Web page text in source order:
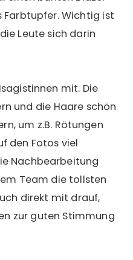
Wichtig ist
Leute sich darin
mit. Die
und die Haare schön
um z.B. Rötungen
den Fotos viel
Nachbearbeitung
Team die tollsten
direkt mit drauf,
zur guten Stimmung